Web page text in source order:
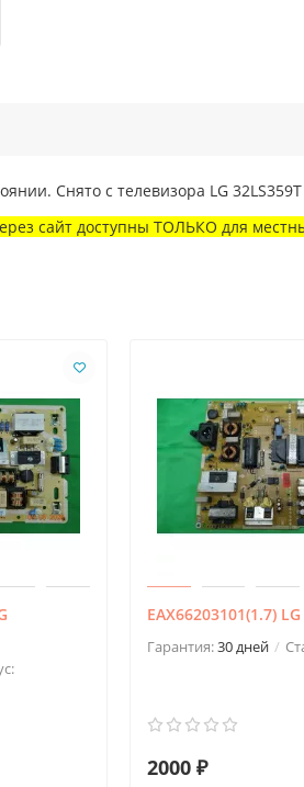
Снято с телевизора LG
сайт доступны ТОЛЬКО для
EAX66203101(1.7)
Гарантия:30 дней
2000 ₽